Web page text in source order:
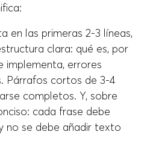
en las primeras 2-3 líneas,
clara: qué es, por
implementa, errores
Párrafos cortos de 3-4
completos. Y, sobre
cada frase debe
no se debe añadir texto